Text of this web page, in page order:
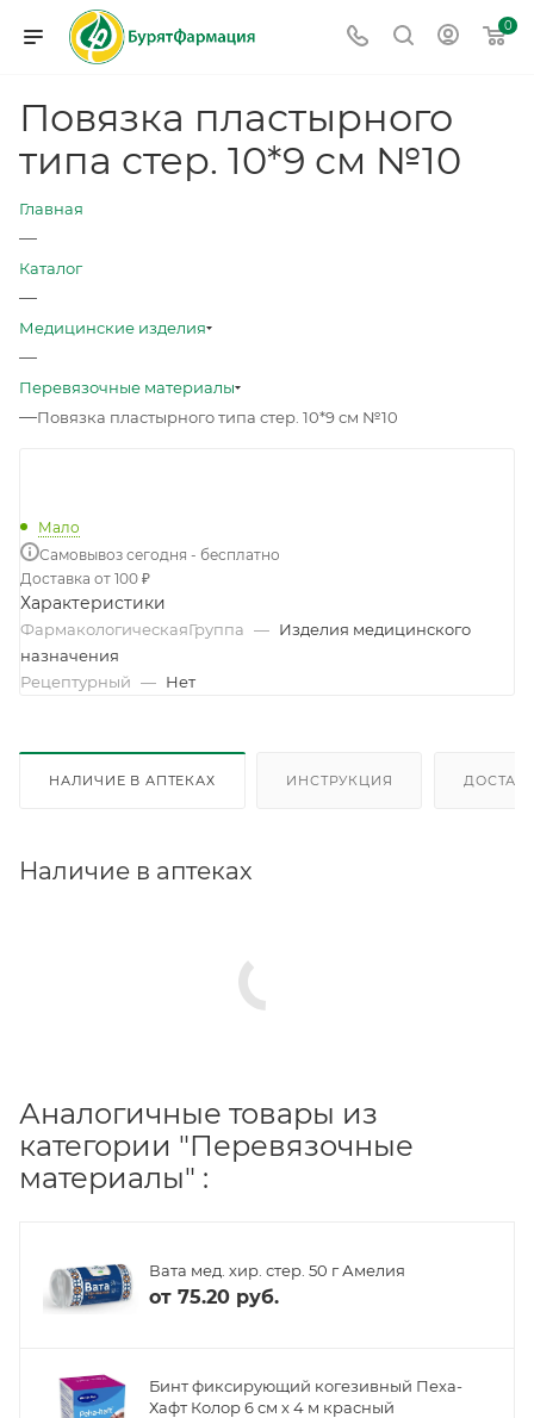
0
Повязка пластырного
типа стер. 10*9 см №10
Главная
—
Каталог
—
Медицинские изделия
—
Перевязочные материалы
—Повязка пластырного типа стер. 10*9 см №10
Мало
Самовывоз сегодня - бесплатно
Доставка от 100 ₽
Характеристики
ФармакологическаяГруппа — Изделия медицинского
назначения
Рецептурный — Нет
НАЛИЧИЕ В АПТЕКАХ ИНСТРУКЦИЯ
Наличие в аптеках
Аналогичные товары из
категории "Перевязочные
материалы" :
Вата мед. хир. стер. 50 г Амелия
от 75.20 руб.
Бинт фиксирующий когезивный Пеха-
Хафт Колор 6 см х 4 м красный